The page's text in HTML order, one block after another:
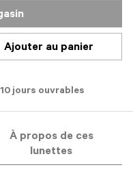
Ajouter au panier
jours ouvrables
À propos de ces
lunettes